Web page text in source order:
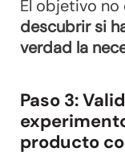
El objetivo no
descubrir si
verdad la
Paso 3:
producto